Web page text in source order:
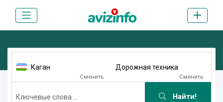
Каган
Сменить
Дорожная техника
Сменить
Найти!